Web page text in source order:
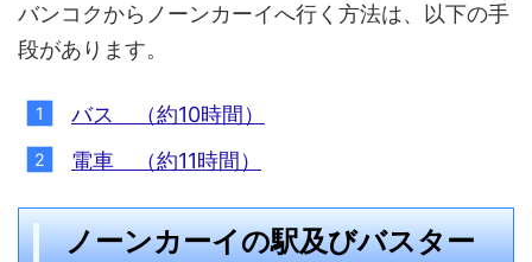
バンコクからノーンカーイへ行く方法は、以下の手
段があります。
バス （約10時間）
電車 （約11時間）
ノーンカーイの駅及びバスター